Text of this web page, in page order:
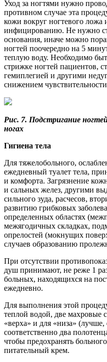
Уход за ногтями нужно
противном случае эта
кожи вокруг ногтевого
инфицированию. Не нужно
основания, иначе можно
ногтей поочередно на 5
теплую воду. Необходимо
стрижке ногтей пациентов,
гемиплегией и другими
снижением
Рис. 7. Подстригание
ногах
Гигиена тела
Для тяжелобольного,
ежедневный туалет тела,
и комфорта. Загрязнение
и сальных желез, другими
сильного зуда, расчесов,
развитию грибковых
определенных областях
межягодичных складках,
опрелостей (мокнущих
случаев образованию
При отсутствии
душ принимают, не реже 1
больных, находящихся на
ежедневно.
Для выполнения этой
теплой водой, две махровые
«верха» и для «низа» (лучше,
соответственно два
чтобы предохранять
питательный крем.